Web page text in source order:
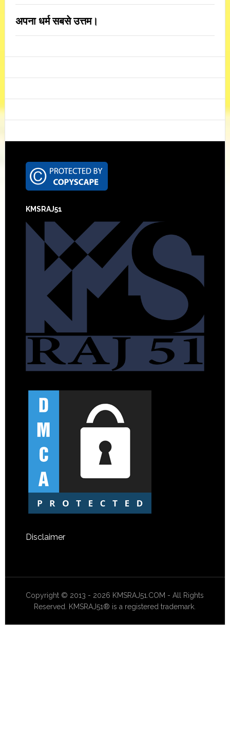
अपना धर्म सबसे उत्तम।
Footer
KMSRAJ51
Disclaimer
Copyright © 2013 - 2026 KMSRAJ51.COM - All Rights
Reserved. KMSRAJ51® is a registered trademark.